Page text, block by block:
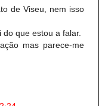
de Viseu, nem isso
que estou a falar.
mas parece-me